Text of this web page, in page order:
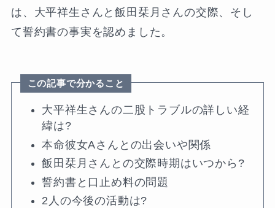
は、大平祥生さんと飯田栞月さんの交際、そし
て誓約書の事実を認めました。
この記事で分かること
大平祥生さんの二股トラブルの詳しい経
緯は?
本命彼女Aさんとの出会いや関係
飯田栞月さんとの交際時期はいつから?
誓約書と口止め料の問題
2人の今後の活動は?